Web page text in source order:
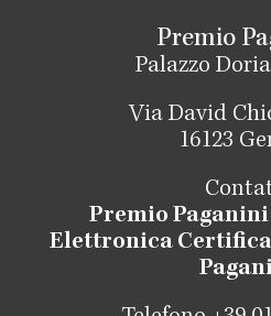
Premio
Palazzo
Via David
16123
Premio Paganini
Elettronica